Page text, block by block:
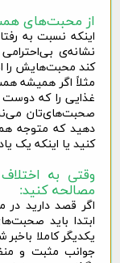
از محبت‌های
اینکه نسبت به
نشانه‌ی
کند محبت‌هایش را
مثلاً اگر همیشه
غذایی را که دوست
صحبت‌های‌تان
دهید که متوجه
کنید یا اینکه یک
وقتی به
مصالحه کنید:
اگر قصد دارید
ابتدا باید
یکدیگر کاملا
جوانب مثبت و